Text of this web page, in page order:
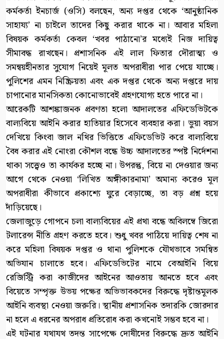
কর্মকর্তা ইনচার্জ (ওসি) বলছেন, অন্য দপ্তর থেকে ‘আনুষ্ঠানিক
সাহায্য’ না চাইলে তাদের কিছু করার থাকে না। আবার মহিলা
বিষয়ক কর্মকর্তা কেবল ‘খবর পাঠানো’র মধ্যেই নিজ দায়িত্ব
সীমাবদ্ধ রাখছেন। প্রশাসনিক এই লাল ফিতার দৌরাত্ম্য ও
সমন্বয়হীনতার সুযোগ নিয়েই মূলত অপরাধীরা পার পেয়ে যাচ্ছে।
পুলিশের এমন নিষ্ক্রিয়তা এবং এক দপ্তর থেকে অন্য দপ্তরে দায়
চাপানোর মানসিকতা কোনোভাবেই গ্রহণযোগ্য হতে পারে না।
আরেকটি আশঙ্কাজনক প্রবণতা হলো আদালতের এফিডেভিটকে
বাল্যবিয়ে আইনি করার হাতিয়ার হিসেবে ব্যবহার করা। ভুয়া বয়স
দেখিয়ে কিংবা জাল নথির ভিত্তিতে এফিডেভিট করে বাল্যবিয়ে
বৈধ করার এই নোংরা কৌশল বন্ধে উচ্চ আদালতের স্পষ্ট নির্দেশনা
থাকা সত্ত্বেও তা কার্যকর হচ্ছে না। উপরন্তু, বিয়ে না দেওয়ার জন্য
আগে থেকে নেওয়া ‘লিখিত অঙ্গীকারনামা’ অমান্য করেও মূল
অপরাধীরা কীভাবে প্রকাশ্যে ঘুরে বেড়াচ্ছে, তা বড় প্রশ্ন হয়ে
দাঁড়িয়েছে।
জেলাজুড়ে গোপনে চলা বাল্যবিয়ের এই প্রথা বন্ধে অবিলম্বে জিরো
টলারেন্স নীতি গ্রহণ করতে হবে। শুধু খবর পাঠিয়ে দায়িত্ব শেষ না
করে মহিলা বিষয়ক দপ্তর ও থানা পুলিশকে যৌথভাবে সমন্বিত
অভিযান চালাতে হবে। এফিডেভিটের নামে বেআইনি বিয়ে
রেজিস্ট্রি করা কাজীদের আইনের আওতায় আনতে হবে এবং
বিয়েতে সম্পৃক্ত উভয় পক্ষের অভিভাবকদের বিরুদ্ধে দৃষ্টান্তমূলক
আইনি ব্যবস্থা নেওয়া জরুরি। স্থানীয় প্রশাসনিক তদারকি জোরদার
না হলে এ ধরনের অপরাধ প্রতিরোধ করা কখনোই সম্ভব হবে না।
এই ঘটনার যথাযথ তদন্ত সাপেক্ষে দোষীদের বিরুদ্ধে দ্রুত আইনি